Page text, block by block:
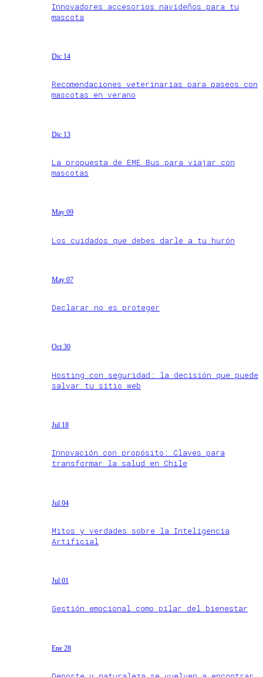
Innovadores accesorios navideños para tu
mascota
Dic 14
Recomendaciones veterinarias para paseos con
mascotas en verano
Dic 13
La propuesta de EME Bus para viajar con
mascotas
May 09
Los cuidados que debes darle a tu hurón
May 07
Declarar no es proteger
Oct 30
Hosting con seguridad: la decisión que puede
salvar tu sitio web
Jul 18
Innovación con propósito: Claves para
transformar la salud en Chile
Jul 04
Mitos y verdades sobre la Inteligencia
Artificial
Jul 01
Gestión emocional como pilar del bienestar
Ene 28